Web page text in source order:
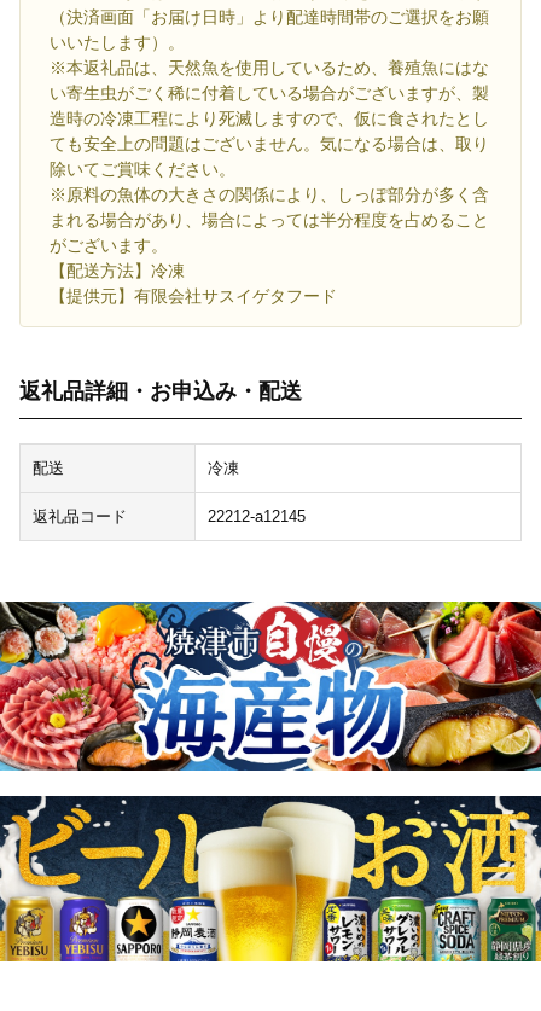
（決済画面「お届け日時」より配達時間帯のご選択をお願
いいたします）。
※本返礼品は、天然魚を使用しているため、養殖魚にはな
い寄生虫がごく稀に付着している場合がございますが、製
造時の冷凍工程により死滅しますので、仮に食されたとし
ても安全上の問題はございません。気になる場合は、取り
除いてご賞味ください。
※原料の魚体の大きさの関係により、しっぽ部分が多く含
まれる場合があり、場合によっては半分程度を占めること
がございます。
【配送方法】冷凍
【提供元】有限会社サスイゲタフード
返礼品詳細・お申込み・配送
配送 冷凍
返礼品コード 22212-a12145